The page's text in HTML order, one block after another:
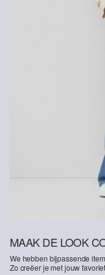
MAAK DE LOOK
We hebben bijpassende
Zo creëer je met jouw